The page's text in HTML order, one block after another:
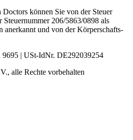
Doctors können Sie von der Steuer
Steuer­nummer 206/5863/0898 als
aner­kannt und von der Körper­schafts­
9695 | USt-IdNr. DE292039254
alle Rechte vorbehalten